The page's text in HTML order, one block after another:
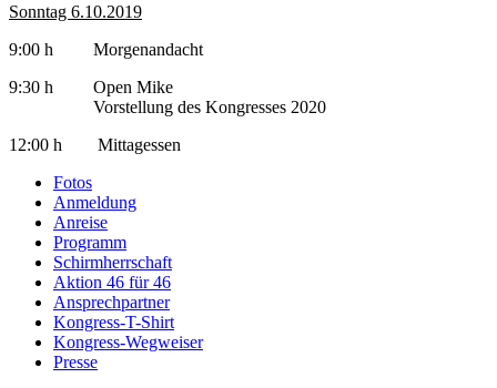
Sonntag 6.10.2019
9:00 h Morgenandacht
9:30 h Open Mike
Vorstellung des Kongresses 2020
12:00 h Mittagessen
Fotos
Anmeldung
Anreise
Programm
Schirmherrschaft
Aktion 46 für 46
Ansprechpartner
Kongress-T-Shirt
Kongress-Wegweiser
Presse